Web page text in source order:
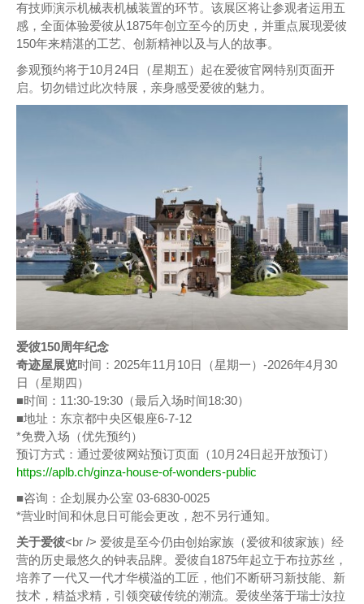
有技师演示机械表机械装置的环节。该展区将让参观者运用五
感，全面体验爱彼从1875年创立至今的历史，并重点展现爱彼
150年来精湛的工艺、创新精神以及与人的故事。
参观预约将于10月24日（星期五）起在爱彼官网特别页面开
启。切勿错过此次特展，亲身感受爱彼的魅力。
爱彼150周年纪念
奇迹屋展览时间：2025年11月10日（星期一）-2026年4月30
日（星期四）
■时间：11:30-19:30（最后入场时间18:30）
■地址：东京都中央区银座6-7-12
*免费入场（优先预约）
预订方式：通过爱彼网站预订页面（10月24日起开放预订）
https://aplb.ch/ginza-house-of-wonders-public
■咨询：企划展办公室 03-6830-0025
*营业时间和休息日可能会更改，恕不另行通知。
关于爱彼<br /> 爱彼是至今仍由创始家族（爱彼和彼家族）经
营的历史最悠久的钟表品牌。爱彼自1875年起立于布拉苏丝，
培养了一代又一代才华横溢的工匠，他们不断研习新技能、新
技术，精益求精，引领突破传统的潮流。爱彼坐落于瑞士汝拉